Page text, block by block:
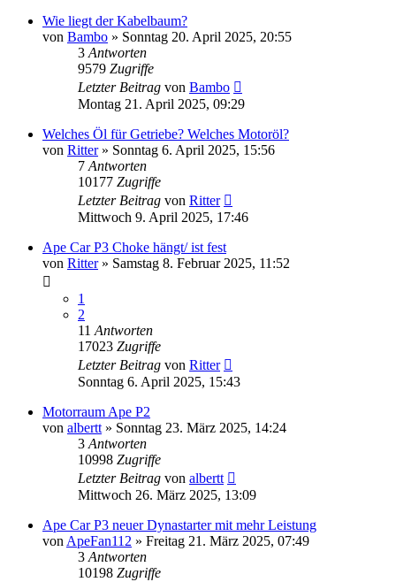
Wie liegt der Kabelbaum?
von Bambo » Sonntag 20. April 2025, 20:55
3 Antworten
9579 Zugriffe
Letzter Beitrag von Bambo
Montag 21. April 2025, 09:29
Welches Öl für Getriebe? Welches Motoröl?
von Ritter» Sonntag 6. April 2025, 15:56
7 Antworten
10177 Zugriffe
Letzter Beitrag von Ritter
Mittwoch 9. April 2025, 17:46
Ape Car P3 Choke hängt/ ist fest
von Ritter» Samstag 8. Februar 2025, 11:52
1
2
11 Antworten
17023 Zugriffe
Letzter Beitrag von Ritter
Sonntag 6. April 2025, 15:43
Motorraum Ape P2
von albertt » Sonntag 23. März 2025, 14:24
3 Antworten
10998 Zugriffe
Letzter Beitrag von albertt
Mittwoch 26. März 2025, 13:09
Ape Car P3 neuer Dynastarter mit mehr Leistung
von ApeFan112 » Freitag 21. März 2025, 07:49
3 Antworten
10198 Zugriffe